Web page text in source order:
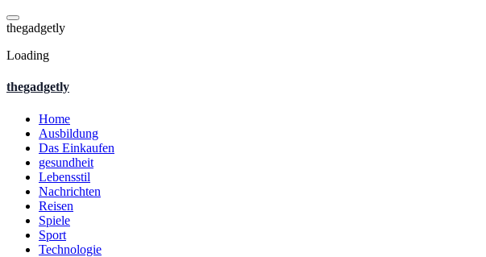
Skip
to
thegadgetly
Loading
thegadgetly
Home
Ausbildung
Das Einkaufen
gesundheit
Lebensstil
Nachrichten
Reisen
Spiele
Sport
Technologie